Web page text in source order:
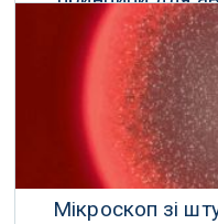
Мікроскоп зі